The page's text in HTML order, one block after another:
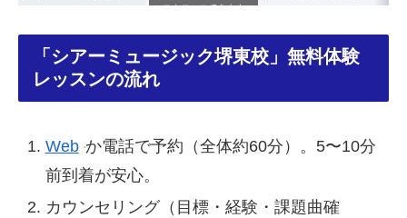
スクロールできます
「シアーミュージック堺東校」無料体験
レッスンの流れ
Web か電話で予約（全体約60分）。5〜10分
前到着が安心。
カウンセリング（目標・経験・課題曲確